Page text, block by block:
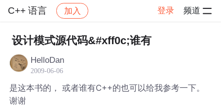
C++ 语言 加入 登录 频道
社区 C++ 语言 帖子详情
设计模式源代码&#xff0c;谁有
HelloDan
2009-06-06
是这本书的， 或者谁有C++的也可以给我参考一下。
谢谢